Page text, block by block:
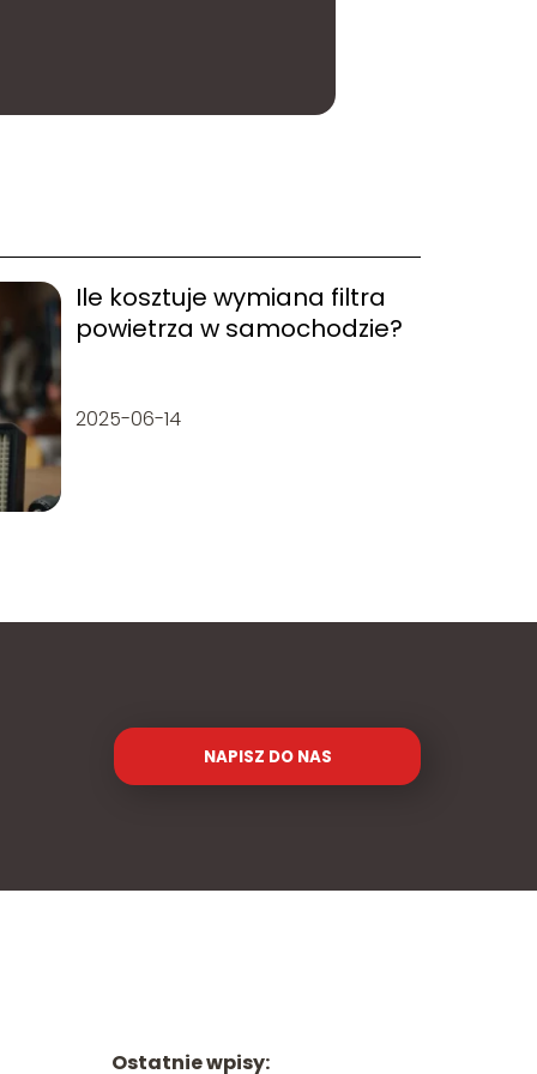
Ile kosztuje wymiana filtra
powietrza w samochodzie?
2025-06-14
NAPISZ DO NAS
Ostatnie wpisy: